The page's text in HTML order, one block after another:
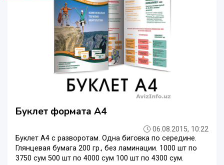
Буклет формата А4
06.08.2015, 10:22
Буклет А4 с разворотам. Одна биговка по середине.
Глянцевая бумага 200 гр., без ламинации. 1000 шт по
3750 сум 500 шт по 4000 сум 100 шт по 4300 сум.